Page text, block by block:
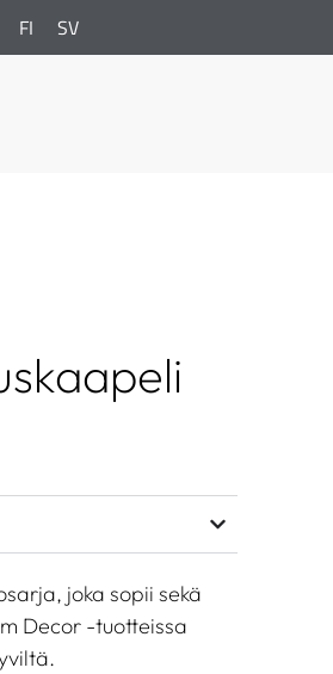
FI SV
joka sopii sekä
Decor -tuotteissa